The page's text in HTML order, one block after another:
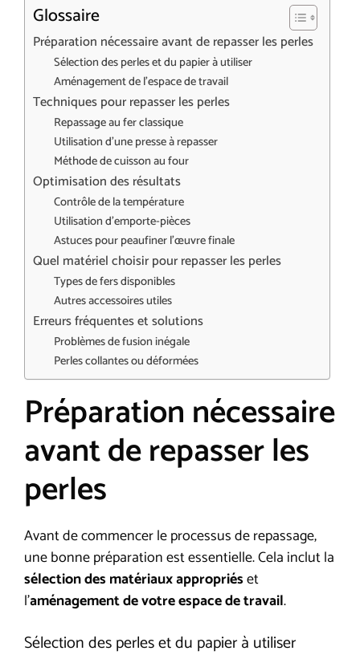
Glossaire
Préparation nécessaire avant de repasser les perles
Sélection des perles et du papier à utiliser
Aménagement de l’espace de travail
Techniques pour repasser les perles
Repassage au fer classique
Utilisation d’une presse à repasser
Méthode de cuisson au four
Optimisation des résultats
Contrôle de la température
Utilisation d’emporte-pièces
Astuces pour peaufiner l’œuvre finale
Quel matériel choisir pour repasser les perles
Types de fers disponibles
Autres accessoires utiles
Erreurs fréquentes et solutions
Problèmes de fusion inégale
Perles collantes ou déformées
Préparation nécessaire
avant de repasser les
perles
Avant de commencer le processus de repassage,
une bonne préparation est essentielle. Cela inclut la
sélection des matériaux appropriéset
l’aménagement de votre espace de travail.
Sélection des perles et du papier à utiliser